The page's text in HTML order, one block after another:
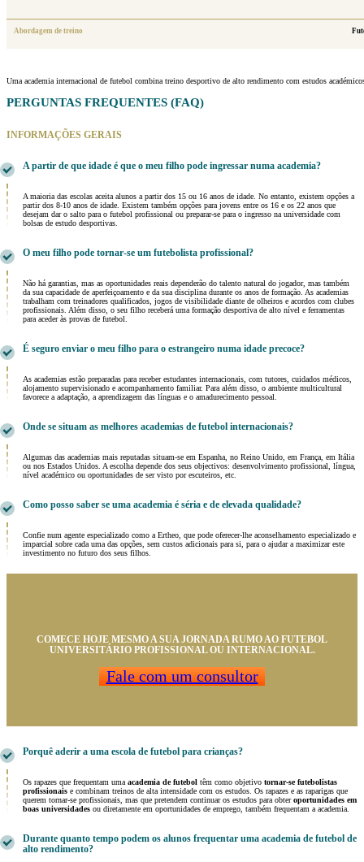
Abordagem de treino
Uma academia internacional de futebol combina treino desportivo de alto rendimento com estudos
PERGUNTAS FREQUENTES (FAQ)
INFORMAÇÕES GERAIS
A partir de que idade é que o meu filho pode ingressar numa academia?
A maioria das escolas aceita alunos a partir dos 15 ou 16 anos de idade. No entanto, existem opções a
partir dos 8-10 anos de idade. Existem também opções para jovens entre os 16 e os 22 anos que
desejam dar o salto para o futebol profissional ou preparar-se para o ingresso na universidade com
bolsas de estudo desportivas.
O meu filho pode tornar-se um futebolista profissional?
Não há garantias, mas as oportunidades reais dependerão do talento natural do jogador, mas também
da sua capacidade de aperfeiçoamento e da sua disciplina durante os anos de formação. As academias
trabalham com treinadores qualificados, jogos de visibilidade diante de olheiros e acordos com clubes
profissionais. Além disso, o seu filho receberá uma formação desportiva de alto nível e ferramentas
para aceder às provas de futebol.
É seguro enviar o meu filho para o estrangeiro numa idade precoce?
As academias estão preparadas para receber estudantes internacionais, com tutores, cuidados médicos,
alojamento supervisionado e acompanhamento familiar. Para além disso, o ambiente multicultural
favorece a adaptação, a aprendizagem das línguas e o amadurecimento pessoal.
Onde se situam as melhores academias de futebol internacionais?
Algumas das academias mais reputadas situam-se em Espanha, no Reino Unido, em França, em Itália
ou nos Estados Unidos. A escolha depende dos seus objectivos: desenvolvimento profissional, língua,
nível académico ou oportunidades de ser visto por escuteiros, etc.
Como posso saber se uma academia é séria e de elevada qualidade?
Confie num agente especializado como a Ertheo, que pode oferecer-lhe aconselhamento especializado e
imparcial sobre cada uma das opções, sem custos adicionais para si, para o ajudar a maximizar este
investimento no futuro dos seus filhos.
COMECE HOJE MESMO A SUA JORNADA RUMO AO FUTEBOL
UNIVERSITÁRIO PROFISSIONAL OU INTERNACIONAL.
Fale com um consultor
Porquê aderir a uma escola de futebol para crianças?
Os rapazes que frequentam umaacademia de futebol têm como objetivo tornar-se futebolistas
profissionais e combinam treinos de alta intensidade com os estudos. Os rapazes e as raparigas que
querem tornar-se profissionais, mas que pretendem continuar os estudos para obteroportunidades em
boas universidades ou diretamente em oportunidades de emprego, também frequentam a academia.
Durante quanto tempo podem os alunos frequentar uma academia de futebol de
alto rendimento?